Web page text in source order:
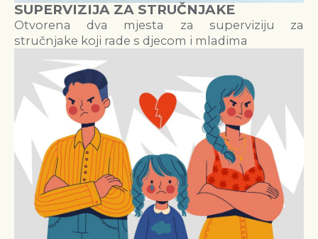
SUPERVIZIJA ZA STRUČNJAKE
Otvorena dva mjesta za superviziju za
stručnjake koji rade s djecom i mladima